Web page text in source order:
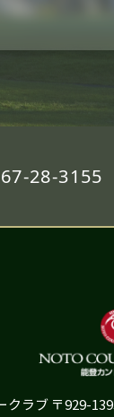
28-3155
クラブ〒929-